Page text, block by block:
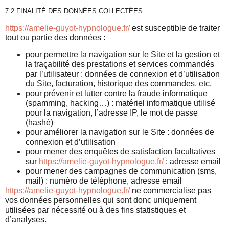
7.2 FINALITÉ DES DONNÉES COLLECTÉES
https://amelie-guyot-hypnologue.fr/est susceptible de traiter
tout ou partie des données :
pour permettre la navigation sur le Site et la gestion et
la traçabilité des prestations et services commandés
par l’utilisateur : données de connexion et d’utilisation
du Site, facturation, historique des commandes, etc.
pour prévenir et lutter contre la fraude informatique
(spamming, hacking…) : matériel informatique utilisé
pour la navigation, l’adresse IP, le mot de passe
(hashé)
pour améliorer la navigation sur le Site : données de
connexion et d’utilisation
pour mener des enquêtes de satisfaction facultatives
sur https://amelie-guyot-hypnologue.fr/: adresse email
pour mener des campagnes de communication (sms,
mail) : numéro de téléphone, adresse email
https://amelie-guyot-hypnologue.fr/ne commercialise pas
vos données personnelles qui sont donc uniquement
utilisées par nécessité ou à des fins statistiques et
d’analyses.